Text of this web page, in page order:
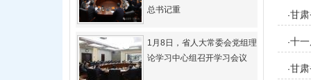
总书记重
1月8日，省人大常委会党组理
论学习中心组召开学习会议
·甘
·十
·甘